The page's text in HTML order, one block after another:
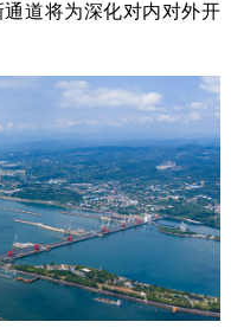
道将为深化对内对外开